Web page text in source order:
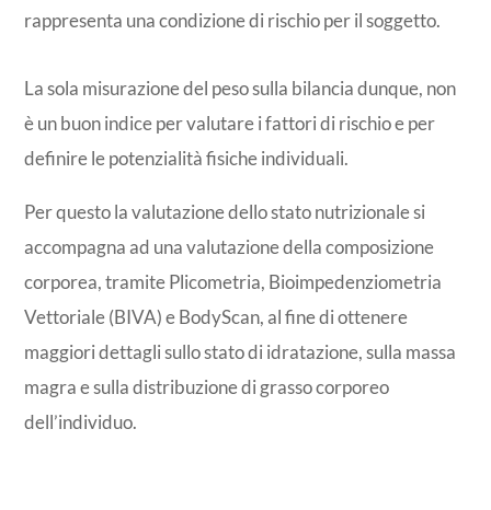
rappresenta una condizione di rischio per il soggetto.
La sola misurazione del peso sulla bilancia dunque, non
è un buon indice per valutare i fattori di rischio e per
definire le potenzialità fisiche individuali.
Per questo la valutazione dello stato nutrizionale si
accompagna ad una valutazione della composizione
corporea, tramite Plicometria, Bioimpedenziometria
Vettoriale (BIVA) e BodyScan, al fine di ottenere
maggiori dettagli sullo stato di idratazione, sulla massa
magra e sulla distribuzione di grasso corporeo
dell’individuo.